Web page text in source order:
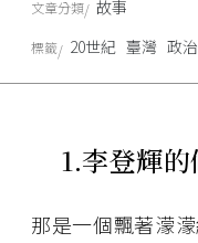
1.李登輝
那是一個飄著濛
文章分類 故事
標籤 20世紀 臺灣 政